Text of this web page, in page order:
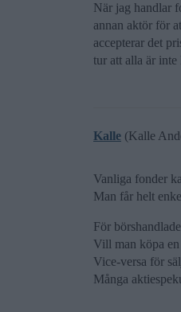
När jag handlar
annan aktör för
accepterar det
tur att alla är
Kalle (Kalle
Vanliga fonder
Man får helt
För
Vill man köpa
Vice-versa för
Många